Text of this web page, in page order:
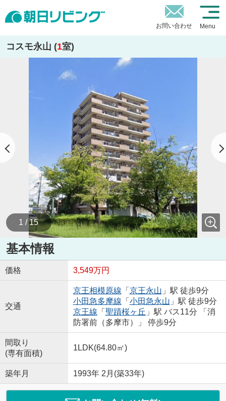
お問い合わせ Menu
コスモ永山 (1室)
1 / 15
基本情報
価格 3,549万円
交通
京王相模原線 「 京王永山 」駅 徒歩9分
小田急多摩線 「 小田急永山 」駅 徒歩9分
京王線 「 聖蹟桜ヶ丘 」駅 バス11分 「消
防署前（多摩市）」 停歩9分
間取り
(専有面積)
1LDK(64.80㎡)
築年月 1993年 2月(築33年)